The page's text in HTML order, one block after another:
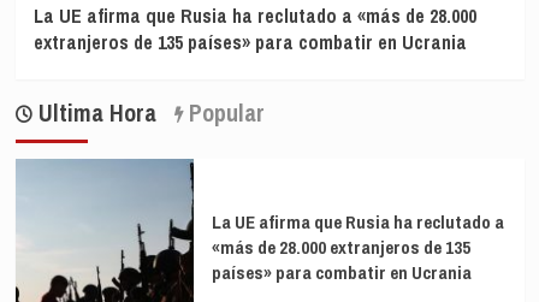
La UE afirma que Rusia ha reclutado a «más de 28.000
extranjeros de 135 países» para combatir en Ucrania
Ultima Hora Popular
La UE afirma que Rusia ha reclutado a
«más de 28.000 extranjeros de 135
países» para combatir en Ucrania